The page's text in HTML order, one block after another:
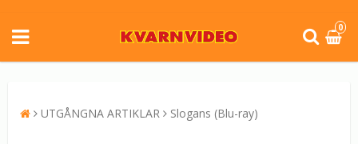
0
UTGÅNGNA ARTIKLAR Slogans (Blu-ray)